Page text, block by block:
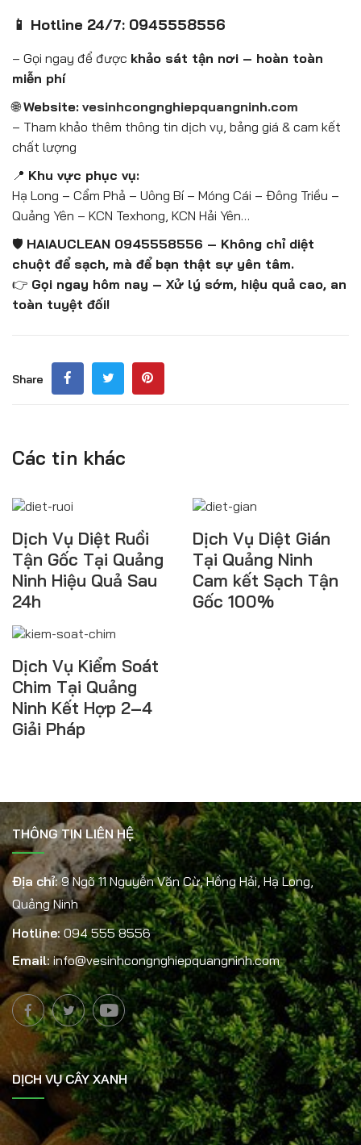
📱 Hotline 24/7: 0945558556
– Gọi ngay để được khảo sát tận nơi – hoàn toàn
miễn phí
🌐Website: vesinhcongnghiepquangninh.com
– Tham khảo thêm thông tin dịch vụ, bảng giá & cam kết
chất lượng
📍 Khu vực phục vụ:
Hạ Long – Cẩm Phả – Uông Bí – Móng Cái – Đông Triều –
Quảng Yên – KCN Texhong, KCN Hải Yên…
🛡️ HAIAUCLEAN 0945558556 – Không chỉ diệt
chuột để sạch, mà để bạn thật sự yên tâm.
👉 Gọi ngay hôm nay – Xử lý sớm, hiệu quả cao, an
toàn tuyệt đối!
Share
Các tin khác
Dịch Vụ Diệt Ruồi
Tận Gốc Tại Quảng
Ninh Hiệu Quả Sau
24h
Dịch Vụ Diệt Gián
Tại Quảng Ninh
Cam kết Sạch Tận
Gốc 100%
Dịch Vụ Kiểm Soát
Chim Tại Quảng
Ninh Kết Hợp 2–4
Giải Pháp
THÔNG TIN LIÊN HỆ
Địa chỉ: 9 Ngõ 11 Nguyễn Văn Cừ, Hồng Hải, Hạ Long,
Quảng Ninh
Hotline:094 555 8556
Email:info@vesinhcongnghiepquangninh.com
DỊCH VỤ CÂY XANH